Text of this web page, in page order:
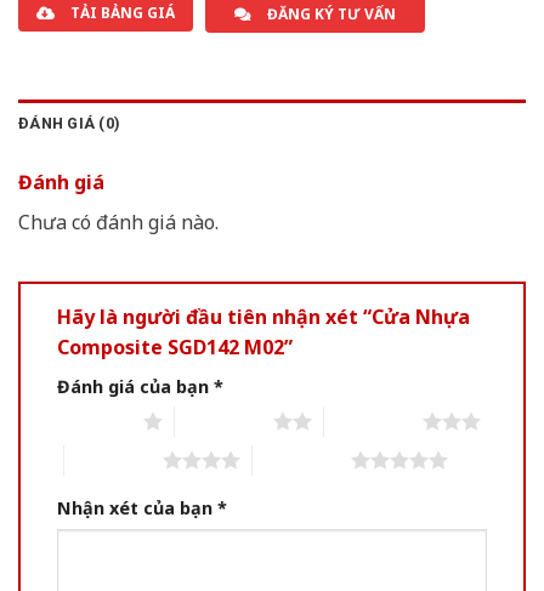
TẢI BẢNG GIÁ ĐĂNG KÝ TƯ VẤN
ĐÁNH GIÁ (0)
Đánh giá
Chưa có đánh giá nào.
Hãy là người đầu tiên nhận xét “Cửa Nhựa
Composite SGD142 M02”
Đánh giá của bạn *
Nhận xét của bạn *